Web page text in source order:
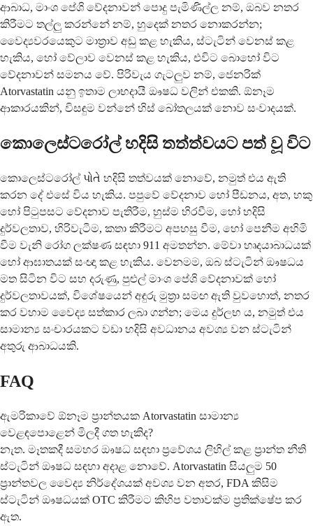
ආබාධ, මාංශ පේශි වේදනාවන් පොදු පැමිණිල්ල නම්, ඔබව නතර
කිරීමට තල්ලු කරන්නේ නම්, හුදෙක් නතර නොකරන්න;
වෛද්‍යවරයෙකුට මාත්‍රාව අඩු කළ හැකිය, ස්ටැටින් වෙනස් කළ
හැකිය, හෝ වේලාව වෙනස් කළ හැකිය, එවිට බොහෝ විට
වේදනාවන් සමනය වේ. පිරිවැය ගැටලුව නම්, ජෙනරික්
Atorvastatin යනු ඉතාම ලාභදායී ඖෂධ වලින් එකකි. ඕනෑම
ආකාරයකින්, විසඳුම වන්නේ හිස් බෝතලයක් නොව සංවාදයක්.
කොලෙස්ටරෝල් හදිසි තත්ත්වයට පත් වූ විට
කොලෙස්ටරෝල් પોતે හදිසි තත්වයක් නොවේ, නමුත් එය ඇති
කරන දේ එසේ විය හැකිය. පපුවේ වේදනාව හෝ පීඩනය, අත, හකු
හෝ පිටුපසට වේදනාව පැතිරීම, හුස්ම හිරවීම, හෝ හදිසි
දුර්වලතාව, හිරිවැටීම, කතා කිරීමට අපහසු වීම, හෝ පෙනීම අහිමි
වීම වැනි රෝග ලක්ෂණ සඳහා 911 අමතන්න. මේවා හෘදයාබාධයක්
හෝ ආඝාතයක් සංඥා කළ හැකිය. වෙනමම, ඔබ ස්ටැටින් ඖෂධය
මත සිටින විට සහ දරුණු, පුළුල් මාංශ පේශි වේදනාවක් හෝ
දුර්වලතාවයක්, විශේෂයෙන් අඳුරු මුත්‍රා සමඟ ඇති වුවහොත්, නතර
කර වහාම වෛද්‍ය සත්කාර ලබා ගන්න; මෙය දුර්ලභ ය, නමුත් එය
සාමාන්‍ය සංචාරයකට වඩා හදිසි අවධානය අවශ්‍ය වන ස්ටැටින්
අතුරු ආබාධයකි.
FAQ
ඇමරිකාවේ ඕනෑම ප්‍රාන්තයක Atorvastatin සාමාන්‍ය
වෙළඳපොළෙන් මිලදී ගත හැකිද?
නැත. මෑතකදී සමහර ඖෂධ සඳහා ප්‍රවේශය ලිහිල් කළ ප්‍රාන්ත නීති
ස්ටැටින් ඖෂධ සඳහා අදාළ නොවේ. Atorvastatin සියලුම 50
ප්‍රාන්තවල වෛද්‍ය නිර්දේශයක් අවශ්‍ය වන අතර, FDA කිසිම
ස්ටැටින් ඖෂධයක් OTC කිරීමට කිහිප වතාවක්ම ප්‍රතික්ෂේප කර
ඇත.